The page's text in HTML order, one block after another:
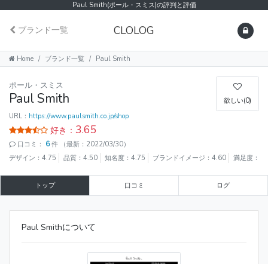
Paul Smith(ポール・スミス)の評判と評価
ブランド一覧 CLOLOG
Home ブランド一覧 Paul Smith
欲しい(0)
ポール・スミス
Paul Smith
URL： https://www.paulsmith.co.jp/shop
好き： 3.65
口コミ： 6件
（最新：2022/03/30）
デザイン：4.75
品質：4.50 知名度：4.75 ブランドイメージ：4.60 満足度：
トップ 口コミ ログ
Paul Smithについて